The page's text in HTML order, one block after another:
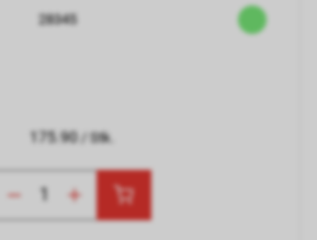
28345
175.90/ Stk.